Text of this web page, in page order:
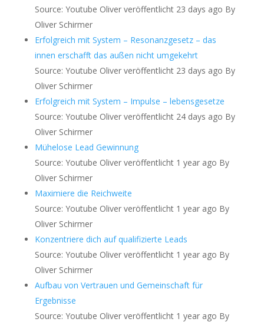
Source: Youtube Oliver veröffentlicht 23 days ago By
Oliver Schirmer
Erfolgreich mit System – Resonanzgesetz – das
innen erschafft das außen nicht umgekehrt
Source: Youtube Oliver veröffentlicht 23 days ago By
Oliver Schirmer
Erfolgreich mit System – Impulse – lebensgesetze
Source: Youtube Oliver veröffentlicht 24 days ago By
Oliver Schirmer
Mühelose Lead Gewinnung
Source: Youtube Oliver veröffentlicht 1 year ago By
Oliver Schirmer
Maximiere die Reichweite
Source: Youtube Oliver veröffentlicht 1 year ago By
Oliver Schirmer
Konzentriere dich auf qualifizierte Leads
Source: Youtube Oliver veröffentlicht 1 year ago By
Oliver Schirmer
Aufbau von Vertrauen und Gemeinschaft für
Ergebnisse
Source: Youtube Oliver veröffentlicht 1 year ago By